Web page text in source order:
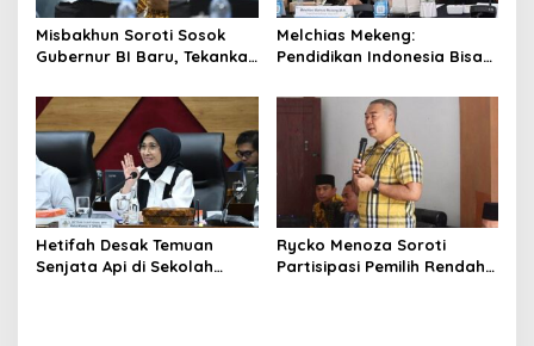
Misbakhun Soroti Sosok
Gubernur BI Baru, Tekankan
Melchias Mekeng:
Pendidikan Indonesia Bisa
Diabaikan
Hetifah Desak Temuan
Senjata Api di Sekolah
Rycko Menoza Soroti
Partisipasi Pemilih Rendah